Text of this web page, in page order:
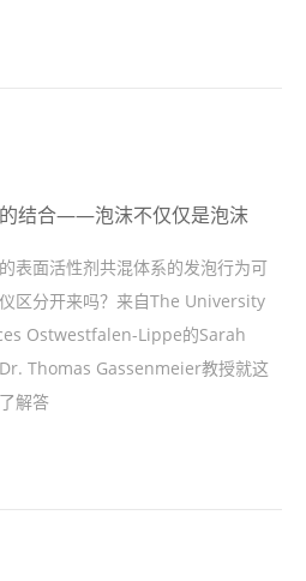
结合——泡沫不仅仅是泡沫
表面活性剂共混体系的发泡行为可
区分开来吗？来自The University
Ostwestfalen-Lippe的Sarah
Thomas Gassenmeier教授就这
解答